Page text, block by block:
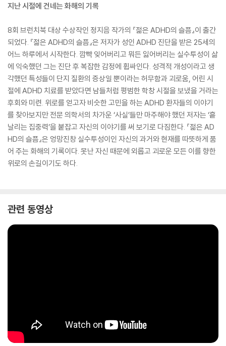
지난 시절에 건네는 화해의 기록
8회 브런치북 대상 수상작인 정지음 작가의 『젊은 ADHD의 슬픔』이 출간
되었다. 『젊은 ADHD의 슬픔』은 저자가 성인 ADHD 진단을 받은 25세의
어느 하루에서 시작한다. 깜빡 잊어버리고 뭐든 잃어버리는 실수투성이 삶
에 익숙했던 그는 진단 후 복잡한 감정에 휩싸인다. 성격적 개성이라고 생
각했던 특성들이 단지 질환의 증상일 뿐이라는 허무함과 괴로움, 어린 시
절에 ADHD 치료를 받았다면 남들처럼 평범한 학창 시절을 보냈을 거라는
후회와 미련. 위로를 얻고자 비슷한 고민을 하는 ADHD 환자들의 이야기
를 찾아보지만 전문 의학서의 차가운 ‘사실’들만 마주해야 했던 저자는 ‘흩
날리는 집중력’을 붙잡고 자신의 이야기를 써 보기로 다짐한다. 『젊은 AD
HD의 슬픔』은 엉망진창 실수투성이인 자신의 과거와 현재를 따뜻하게 품
어 주는 화해의 기록이다. 못난 자신 때문에 외롭고 괴로운 모든 이를 향한
위로의 손길이기도 하다.
관련 동영상